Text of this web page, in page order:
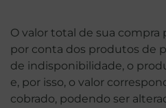
O valor total de sua compra
por conta dos produtos de
de indisponibilidade, o
e, por isso, o valor
cobrado, podendo ser